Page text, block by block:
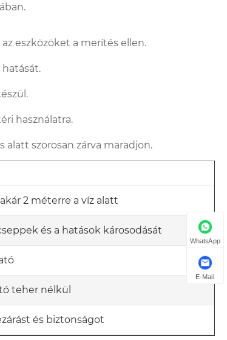
eszközöket a merítés ellen.
használatra.
alatt szorosan zárva maradjon.
2 méterre a víz alatt
és a hatások károsodását
teher nélkül
és biztonságot
WhatsApp
E-Mail